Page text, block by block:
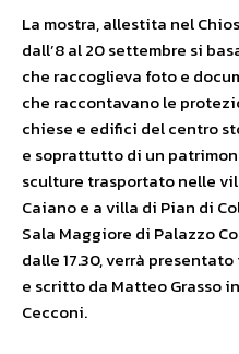
La mostra, allestita nel
dall’8 al 20 settembre si
che raccoglieva foto e
che raccontavano le
chiese e edifici del centro
e soprattutto di un
sculture trasportato nelle
Caiano e a villa di Pian di
Sala Maggiore di Palazzo
dalle 17.30, verrà
e scritto da Matteo Grasso
Cecconi.